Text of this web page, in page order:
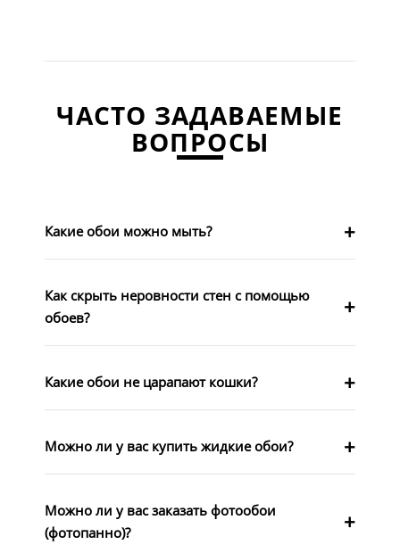
ЧАСТО ЗАДАВАЕМЫЕ
ВОПРОСЫ
Какие обои можно мыть?
Как скрыть неровности стен с помощью
обоев?
Какие обои не царапают кошки?
Можно ли у вас купить жидкие обои?
Можно ли у вас заказать фотообои
(фотопанно)?